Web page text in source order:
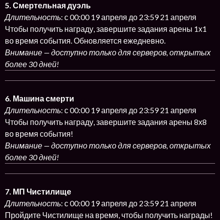
5. Смертельная дуэль
Длительность: с 00:00 19 апреля до 23:59 21 апреля
Чтобы получить награду, завершите задания арены 1х1
во время события. Обновляется ежедневно.
Внимание — доступно только для серверов, открытых
более 30 дней!
6. Машина смерти
Длительность: с 00:00 19 апреля до 23:59 21 апреля
Чтобы получить награду, завершите задания арены 8х8
во время события!
Внимание — доступно только для серверов, открытых
более 30 дней!
7. МП Чистилище
Длительность: с 00:00 19 апреля до 23:59 21 апреля
Пройдите Чистилище на время, чтобы получить награды!